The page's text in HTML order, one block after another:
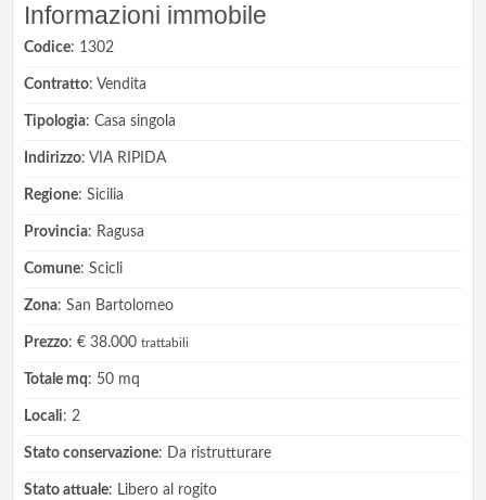
Informazioni immobile
Codice: 1302
Contratto: Vendita
Tipologia: Casa singola
Indirizzo: VIA RIPIDA
Regione: Sicilia
Provincia: Ragusa
Comune: Scicli
Zona: San Bartolomeo
Prezzo: € 38.000trattabili
Totale mq: 50 mq
Locali: 2
Stato conservazione: Da ristrutturare
Stato attuale: Libero al rogito